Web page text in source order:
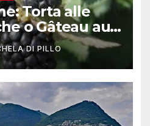
Torta alle
o Gâteau au
DI PILLO